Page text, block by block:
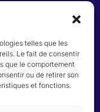
telles que les
Le fait de consentir
que le comportement
ou de retirer son
et fonctions.